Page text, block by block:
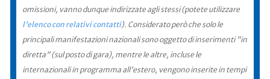
omissioni, vanno dunque indirizzate agli stessi (potete utilizzare
l'elenco con relativi contatti). Considerato però che solo le
principali manifestazioni nazionali sono oggetto di inserimenti "in
diretta" (sul posto di gara), mentre le altre, incluse le
internazionali in programma all'estero, vengono inserite in tempi